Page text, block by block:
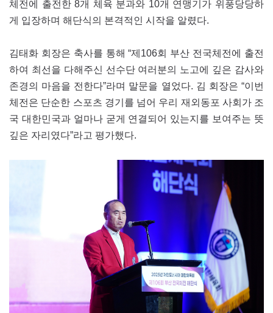
체전에 출전한 8개 체육 분과와 10개 연맹기가 위풍당당하
게 입장하며 해단식의 본격적인 시작을 알렸다.
김태화 회장은 축사를 통해 “제106회 부산 전국체전에 출전
하여 최선을 다해주신 선수단 여러분의 노고에 깊은 감사와
존경의 마음을 전한다”라며 말문을 열었다. 김 회장은 “이번
체전은 단순한 스포츠 경기를 넘어 우리 재외동포 사회가 조
국 대한민국과 얼마나 굳게 연결되어 있는지를 보여주는 뜻
깊은 자리였다”라고 평가했다.